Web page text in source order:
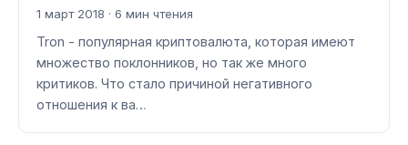
1 март 2018 · 6 мин чтения
Tron - популярная криптовалюта, которая имеют
множество поклонников, но так же много
критиков. Что стало причиной негативного
отношения к ва…